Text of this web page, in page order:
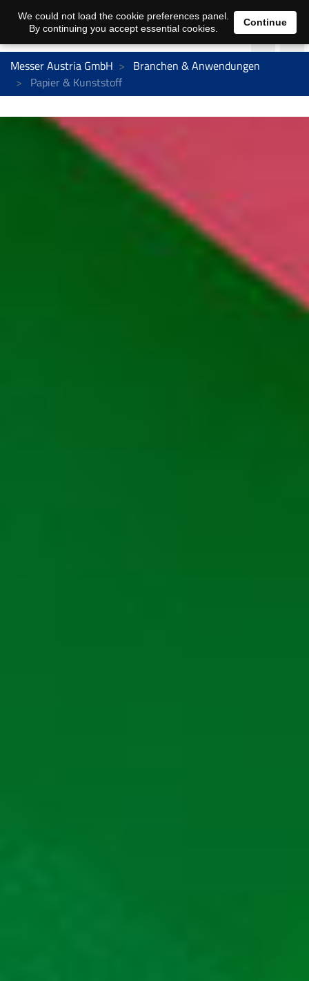
Messer Austria GmbH
Branchen & Anwendungen
Papier & Kunststoff
We could not load the cookie preferences panel.
By continuing you accept essential cookies.
Continue